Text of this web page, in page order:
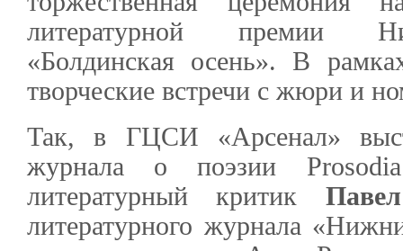
литературной премии
«Болдинская осень». В
творческие встречи с жюри и
Так, в ГЦСИ «Арсенал»
журнала о поэзии
литературный критик
литературного журнала